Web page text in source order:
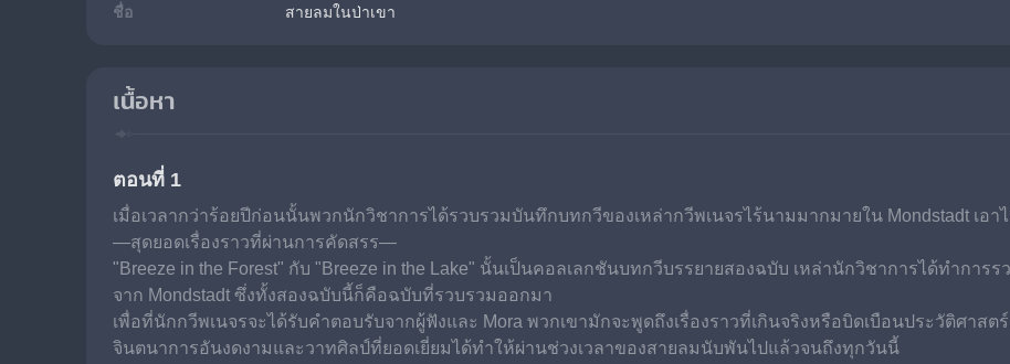
ชื่อ สายลมในป่าเขา
เนื้อหา
ตอนที่ 1
เมื่อเวลากว่าร้อยปีก่อนนั้นพวกนักวิชาการได้รวบรวมบันทึกบทกวีของเหล่ากวีพเนจรไร้นามมากมายใน Mondstadt เอา
—สุดยอดเรื่องราวที่ผ่านการคัดสรร—
"Breeze in the Forest" กับ "Breeze in the Lake" นั้นเป็นคอลเลกชันบทกวีบรรยายสองฉบับ เหล่านักวิชาการได้ทำการ
จาก Mondstadt ซึ่งทั้งสองฉบับนี้ก็คือฉบับที่รวบรวมออกมา
เพื่อที่นักกวีพเนจรจะได้รับคำตอบรับจากผู้ฟังและ Mora พวกเขามักจะพูดถึงเรื่องราวที่เกินจริงหรือบิดเบือนประวัติศาส
จินตนาการอันงดงามและวาทศิลป์ที่ยอดเยี่ยมได้ทำให้ผ่านช่วงเวลาของสายลมนับพันไปแล้วจนถึงทุกวันนี้